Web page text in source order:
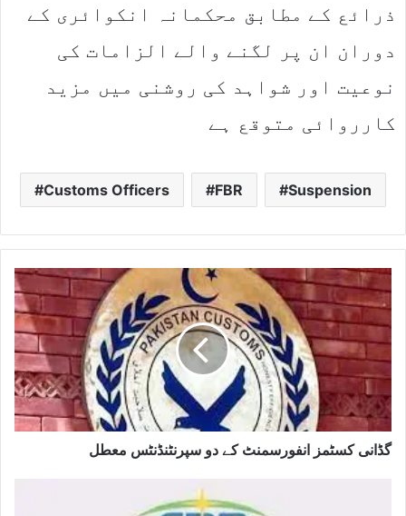
ذرائع کے مطابق محکمانہ انکوائری کے
دوران ان پر لگنے والے الزامات کی
نوعیت اور شواہد کی روشنی میں مزید
کارروائی متوقع ہے
Customs Officers FBR Suspension
گڈانی کسٹمز انفورسمنٹ کے دو سپرنٹنڈنٹس معطل